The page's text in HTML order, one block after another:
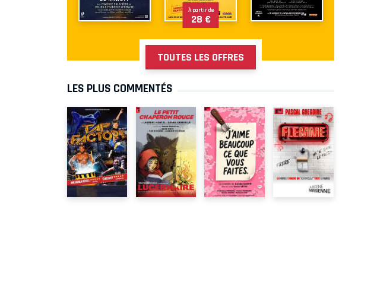
À partir de
28 €
TOUTES LES OFFRES
LES PLUS COMMENTÉS